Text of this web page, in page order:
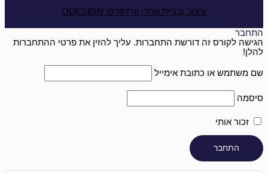
עיצוב ובניית אתרי וורדפרס: ODESIGN
התחבר
הגישה לקורס זה דורשת התחברות. עליך להזין את פרטי ההתחברות
להלן!
שם משתמש או כתובת אימייל
סיסמה
זכור אותי